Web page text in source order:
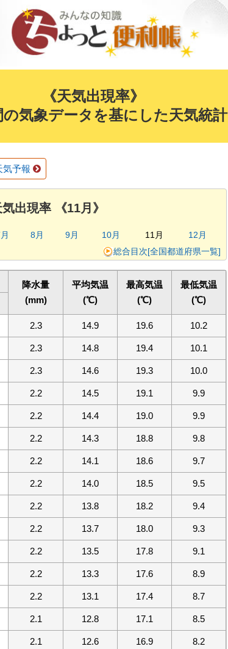
《天気出現率》
の気象データを基にした天気統計
気予報
出現率 《11月》
8月 9月 10月 11月
12月
総合目次[全国都道府県一覧]
降水量
(mm)
平均気温
(℃)
最高気温
(℃)
最低気温
(℃)
2.3 14.9 19.6 10.2
2.3 14.8 19.4 10.1
2.3 14.6 19.3 10.0
2.2 14.5 19.1 9.9
2.2 14.4 19.0 9.9
2.2 14.3 18.8 9.8
2.2 14.1 18.6 9.7
2.2 14.0 18.5 9.5
2.2 13.8 18.2 9.4
2.2 13.7 18.0 9.3
2.2 13.5 17.8 9.1
2.2 13.3 17.6 8.9
2.2 13.1 17.4 8.7
2.1 12.8 17.1 8.5
2.1 12.6 16.9 8.2